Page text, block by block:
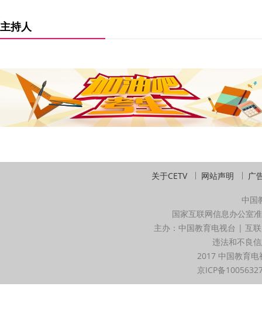
主持人
关于CETV 网站声明 广
中国
国家互联网信息办公室
主办：中国教育电视台 | 互
违法和不良
2017 中国教育
京ICP备